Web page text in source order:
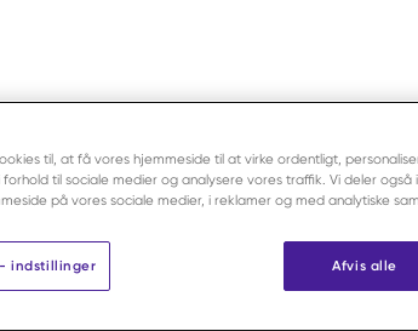
til, at få vores hjemmeside til at virke ordentligt,
forhold til sociale medier og analysere vores traffik. Vi deler
på vores sociale medier, i reklamer og med analytiske
Afvis alle
indstillinger